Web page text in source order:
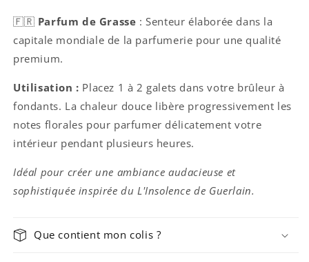
🇫🇷 Parfum de Grasse : Senteur élaborée dans la
capitale mondiale de la parfumerie pour une qualité
premium.
Utilisation : Placez 1 à 2 galets dans votre brûleur à
fondants. La chaleur douce libère progressivement les
notes florales pour parfumer délicatement votre
intérieur pendant plusieurs heures.
Idéal pour créer une ambiance audacieuse et
sophistiquée inspirée du L'Insolence de Guerlain.
Que contient mon colis ?